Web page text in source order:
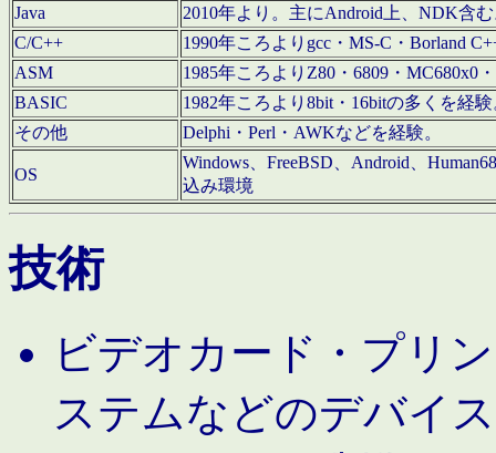
Java
2010年より。主にAndroid上、NDK含
C/C++
1990年ころよりgcc・MS-C・Borland
ASM
1985年ころよりZ80・6809・MC680x0
BASIC
1982年ころより8bit・16bitの多くを経
その他
Delphi・Perl・AWKなどを経験。
OS
Windows、FreeBSD、Android、
込み環境
技術
ビデオカード・プリ
ステムなどのデバイ